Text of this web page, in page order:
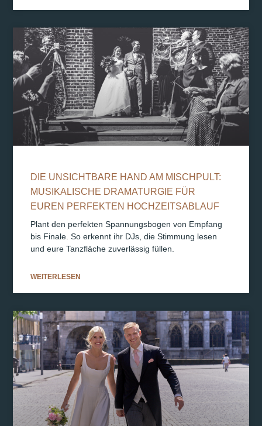
DIE UNSICHTBARE HAND AM MISCHPULT:
MUSIKALISCHE DRAMATURGIE FÜR
EUREN PERFEKTEN HOCHZEITSABLAUF
Plant den perfekten Spannungsbogen von Empfang
bis Finale. So erkennt ihr DJs, die Stimmung lesen
und eure Tanzfläche zuverlässig füllen.
WEITERLESEN